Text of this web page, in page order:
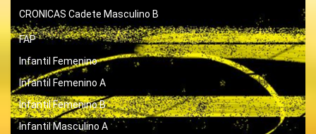
CRONICAS Cadete Masculino B
FAP
Infantil Femenino
Infantil Femenino A
Infantil Femenino B
Infantil Masculino A